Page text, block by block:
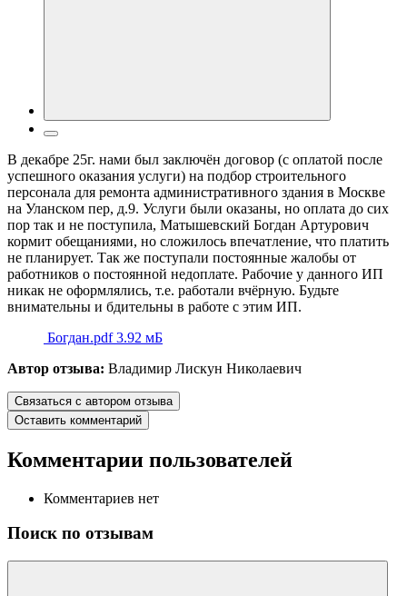
В декабре 25г. нами был заключён договор (с оплатой после
успешного оказания услуги) на подбор строительного
персонала для ремонта административного здания в Москве
на Уланском пер, д.9. Услуги были оказаны, но оплата до сих
пор так и не поступила, Матышевский Богдан Артурович
кормит обещаниями, но сложилось впечатление, что платить
не планирует. Так же поступали постоянные жалобы от
работников о постоянной недоплате. Рабочие у данного ИП
никак не оформлялись, т.е. работали вчёрную. Будьте
внимательны и бдительны в работе с этим ИП.
Богдан.pdf 3.92 мБ
Автор отзыва: Владимир Лискун Николаевич
Связаться с автором отзыва
Оставить комментарий
Комментарии пользователей
Комментариев нет
Поиск по отзывам